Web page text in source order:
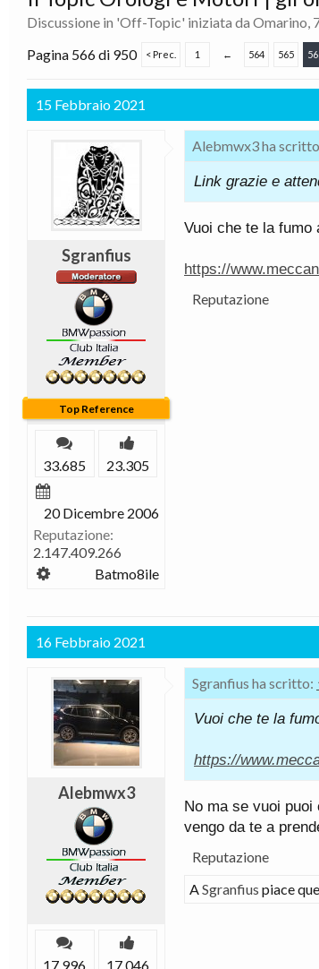
Discussione in 'Off-Topic' iniziata da Omarino,
Pagina 566 di 950
< Prec. 1 ← 564 565
15 Febbraio 2021
Sgranfius
Top Reference
33.685 23.305
20 Dicembre 2006
Reputazione:
2.147.409.266
Batmo8ile
Alebmwx3 ha
Link grazie e
Vuoi che te la fumo
https://
Reputazione
16 Febbraio 2021
Alebmwx3
17.996 17.046
Sgranfius ha scritto:
Vuoi che te la
https://
No ma se vuoi
vengo da te a
Reputazione
ASgranfius piace